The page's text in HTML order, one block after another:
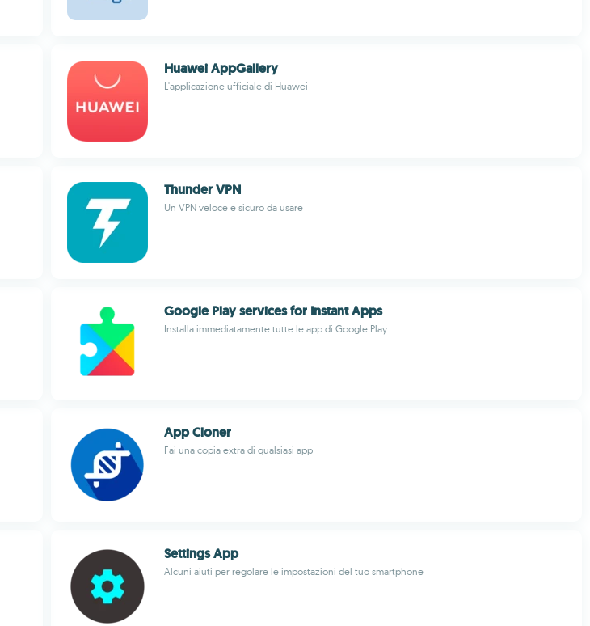
Huawei AppGallery
L'applicazione ufficiale di Huawei
Thunder VPN
Un VPN veloce e sicuro da usare
Google Play services for Instant Apps
Installa immediatamente tutte le app di Google Play
App Cloner
Fai una copia extra di qualsiasi app
Settings App
Alcuni aiuti per regolare le impostazioni del tuo smartphone